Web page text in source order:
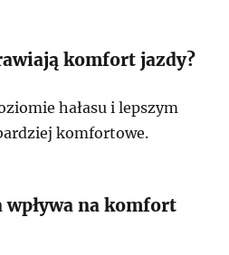
komfort jazdy?
hałasu i lepszym
komfortowe.
na komfort